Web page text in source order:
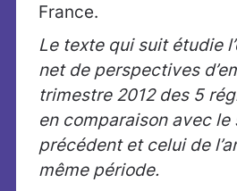
France.
Le texte qui suit étudie
net de perspectives
trimestre 2012 des 5
en comparaison avec
précédent et celui de
même période.